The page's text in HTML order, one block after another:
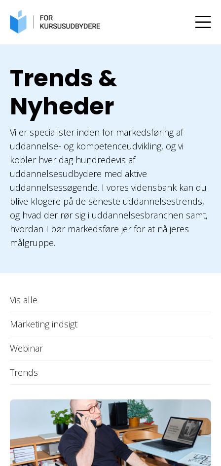
Trends &
Nyheder
Vi er specialister inden for markedsføring af
uddannelse- og kompetenceudvikling, og vi
kobler hver dag hundredevis af
uddannelsesudbydere med aktive
uddannelsessøgende. I vores vidensbank kan du
blive klogere på de seneste uddannelsestrends,
og hvad der rør sig i uddannelsesbranchen samt,
hvordan I bør markedsføre jer for at nå jeres
målgruppe.
Vis alle
Marketing indsigt
Webinar
Trends